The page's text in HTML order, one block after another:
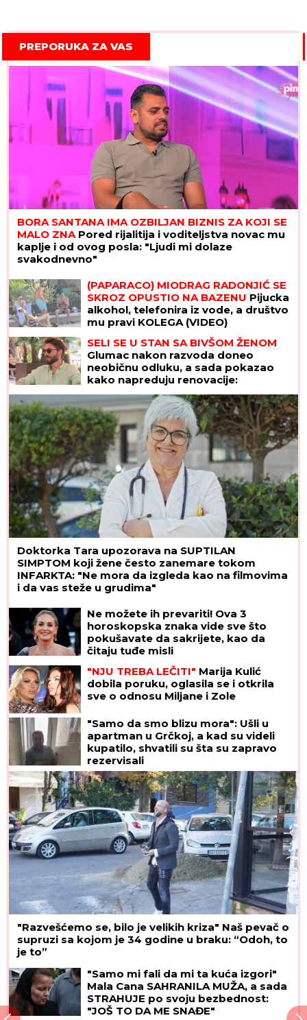
PREPORUKA ZA VAS
BORA SANTANA IMA OZBILJAN BIZNIS ZA KOJI SE
MALO ZNAPored rijalitija i voditeljstva novac mu
kaplje i od ovog posla: "Ljudi mi dolaze
svakodnevno"
(PAPARACO) MIODRAG RADONJIĆ SE
SKROZ OPUSTIO NA BAZENU Pijucka
alkohol, telefonira iz vode, a društvo
mu pravi KOLEGA (VIDEO)
SELI SE U STAN SA BIVŠOM ŽENOM
Glumac nakon razvoda doneo
neobičnu odluku, a sada pokazao
kako napreduju renovacije:
"Nadgledanje"
Doktorka Tara upozorava na SUPTILAN
SIMPTOM koji žene često zanemare tokom
INFARKTA: "Ne mora da izgleda kao na filmovima
i da vas steže u grudima"
Ne možete ih prevariti! Ova 3
horoskopska znaka vide sve što
pokušavate da sakrijete, kao da
čitaju tuđe misli
"NJU TREBA LEČITI" Marija Kulić
dobila poruku, oglasila se i otkrila
sve o odnosu Miljane i Zole
"Samo da smo blizu mora": Ušli u
apartman u Grčkoj, a kad su videli
kupatilo, shvatili su šta su zapravo
rezervisali
"Razvešćemo se, bilo je velikih kriza" Naš pevač o
supruzi sa kojom je 34 godine u braku: “Odoh, to
je to”
"Samo mi fali da mi ta kuća izgori"
Mala Cana SAHRANILA MUŽA, a sada
STRAHUJE po svoju bezbednost:
"JOŠ TO DA ME SNAĐE"